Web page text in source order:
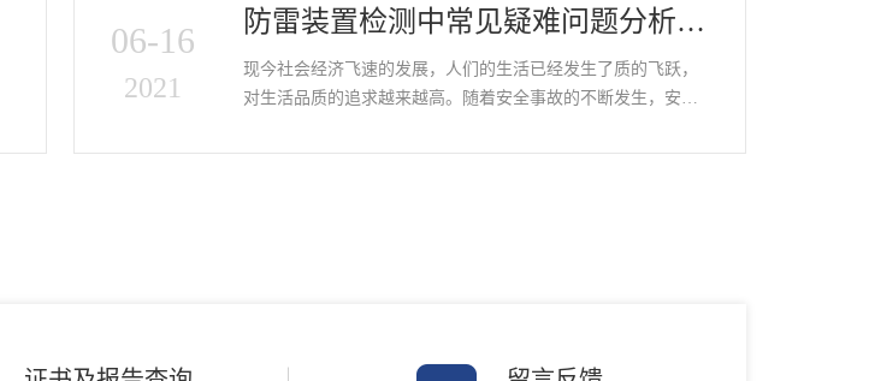
06-16
2021
防雷装置检测中常见疑难问题分析及
解决办法
现今社会经济飞速的发展，人们的生活已经发生了质的飞跃，
对生活品质的追求越来越高。随着安全事故的不断发生，安全